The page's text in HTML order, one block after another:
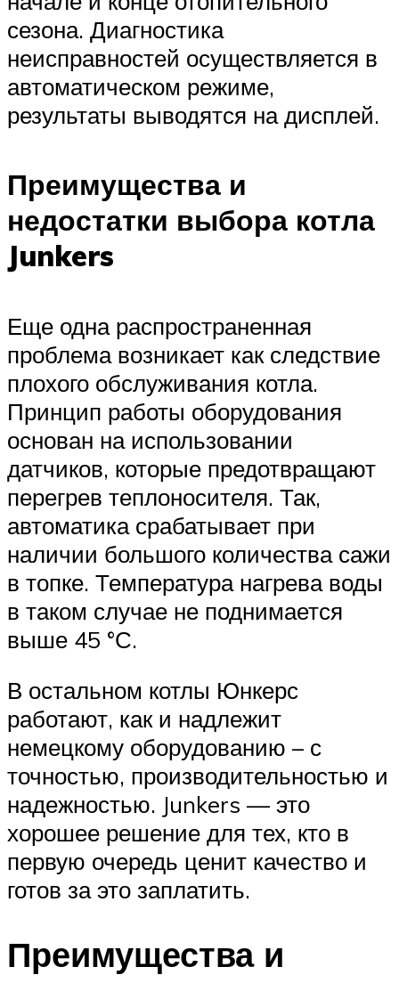
сезона. Диагностика
неисправностей осуществляется в
автоматическом режиме,
результаты выводятся на дисплей.
Преимущества и
недостатки выбора котла
Junkers
Еще одна распространенная
проблема возникает как следствие
плохого обслуживания котла.
Принцип работы оборудования
основан на использовании
датчиков, которые предотвращают
перегрев теплоносителя. Так,
автоматика срабатывает при
наличии большого количества сажи
в топке. Температура нагрева воды
в таком случае не поднимается
выше 45 °С.
В остальном котлы Юнкерс
работают, как и надлежит
немецкому оборудованию – с
точностью, производительностью и
надежностью. Junkers — это
хорошее решение для тех, кто в
первую очередь ценит качество и
готов за это заплатить.
Преимущества и